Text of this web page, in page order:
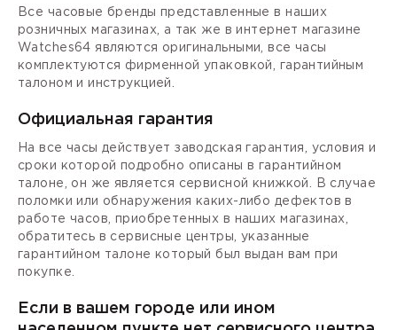
Все часовые бренды представленные в наших
розничных магазинах, а так же в интернет магазине
Watches64 являются оригинальными, все часы
комплектуются фирменной упаковкой, гарантийным
талоном и инструкцией.
Официальная гарантия
На все часы действует заводская гарантия, условия и
сроки которой подробно описаны в гарантийном
талоне, он же является сервисной книжкой. В случае
поломки или обнаружения каких-либо дефектов в
работе часов, приобретенных в наших магазинах,
обратитесь в сервисные центры, указанные
гарантийном талоне который был выдан вам при
покупке.
Если в вашем городе или ином